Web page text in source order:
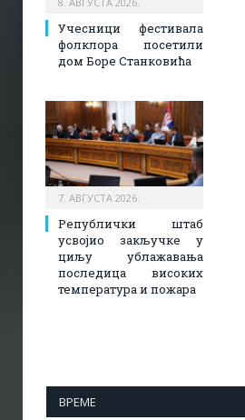
Учесници фестивала
фолклора посетили
дом Боре Станковића
7. АВГУСТА 2026.
Републички штаб
усвојио закључке у
циљу ублажавања
последица високих
температура и пожара​
ВРЕМЕ